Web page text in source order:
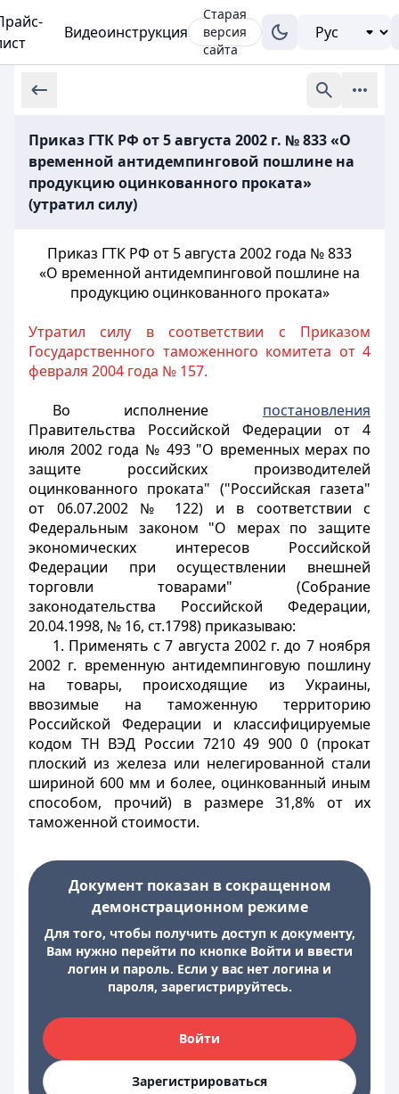
Видеоинструкция
Старая
версия
сайта
Приказ ГТК РФ от 5 августа 2002 г. № 833 «О
временной антидемпинговой пошлине на
продукцию оцинкованного проката»
(утратил силу)
Приказ ГТК РФ от 5 августа 2002 года № 833
«О временной антидемпинговой пошлине на
продукцию оцинкованного проката»
Утратил силу в соответствии с Приказом
Государственного таможенного комитета от 4
февраля 2004 года № 157.
Во исполнение постановления
Правительства Российской Федерации от 4
июля 2002 года № 493 "О временных мерах по
защите российских производителей
оцинкованного проката" ("Российская газета"
от 06.07.2002 № 122) и в соответствии с
Федеральным законом "О мерах по защите
экономических интересов Российской
Федерации при осуществлении внешней
торговли товарами" (Собрание
законодательства Российской Федерации,
20.04.1998, № 16, ст.1798) приказываю:
1. Применять с 7 августа 2002 г. до 7 ноября
2002 г. временную антидемпинговую пошлину
на товары, происходящие из Украины,
ввозимые на таможенную территорию
Российской Федерации и классифицируемые
кодом ТН ВЭД России 7210 49 900 0 (прокат
плоский из железа или нелегированной стали
шириной 600 мм и более, оцинкованный иным
способом, прочий) в размере 31,8% от их
таможенной стоимости.
Документ показан в сокращенном
демонстрационном режиме
Для того, чтобы получить доступ к документу,
Вам нужно перейти по кнопке Войти и ввести
логин и пароль. Если у вас нет логина и
пароля, зарегистрируйтесь.
Войти
Зарегистрироваться